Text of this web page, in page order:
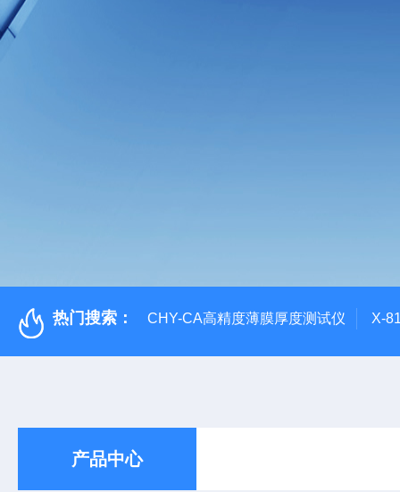
热门搜索： CHY-CA高精度薄膜厚度测试仪 X-
产品中心